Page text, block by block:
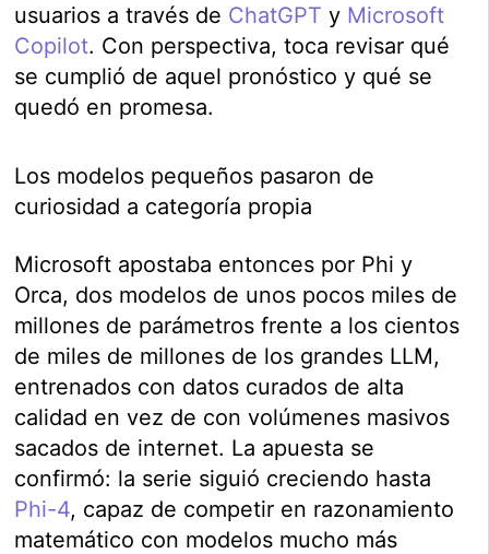
usuarios a través de ChatGPT y Microsoft
Copilot. Con perspectiva, toca revisar qué
se cumplió de aquel pronóstico y qué se
quedó en promesa.
Los modelos pequeños pasaron de
curiosidad a categoría propia
Microsoft apostaba entonces por Phi y
Orca, dos modelos de unos pocos miles de
millones de parámetros frente a los cientos
de miles de millones de los grandes LLM,
entrenados con datos curados de alta
calidad en vez de con volúmenes masivos
sacados de internet. La apuesta se
confirmó: la serie siguió creciendo hasta
Phi-4, capaz de competir en razonamiento
matemático con modelos mucho más